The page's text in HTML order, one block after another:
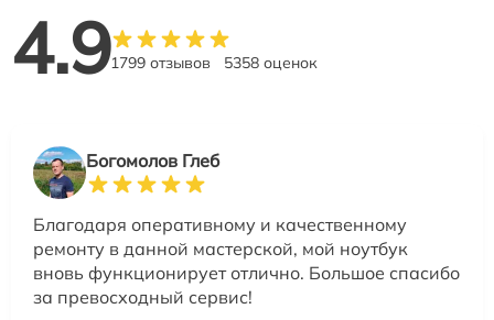
4.91799 отзывов 5358 оценок
Богомолов Глеб
Благодаря оперативному и качественному
ремонту в данной мастерской, мой ноутбук
вновь функционирует отлично. Большое спасибо
за превосходный сервис!